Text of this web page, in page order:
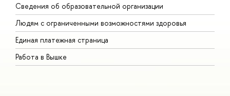
Сведения об образовательной организации
Людям с ограниченными возможностями здоровья
Единая платежная страница
Работа в Вышке